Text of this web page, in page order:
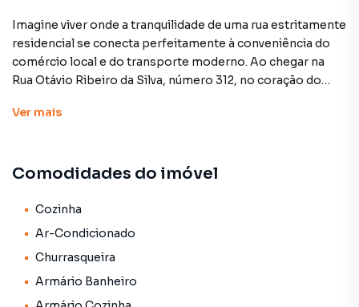
Aceita Pet
Gourmet
Imagine viver onde a tranquilidade de uma rua estritamente
residencial se conecta perfeitamente à conveniência do
comércio local e do transporte moderno. Ao chegar na
Rua Otávio Ribeiro da Silva, número 312, no coração do
por uma fachada impecável, revestida em pedra rústica e
coberta, com espaço seguro para dois carros grandes e
um telhado de madeira aparente que já dá as boas-vindas.
presença de um ponto de transporte público moderno e
visível a poucos passos, garantindo fácil acesso para
prestadores de serviço e mobilidade eficiente para toda a
Ver mais
Comodidades do imóvel
Cozinha
Ar-Condicionado
Churrasqueira
Armário Banheiro